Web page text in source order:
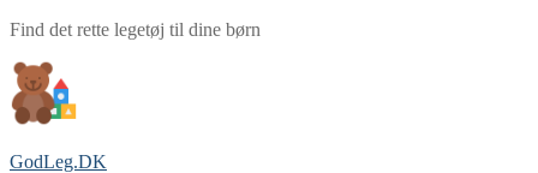
Spring
indhold
Menu
Luk
Find det rette legetøj til dine børn
GodLeg.DK